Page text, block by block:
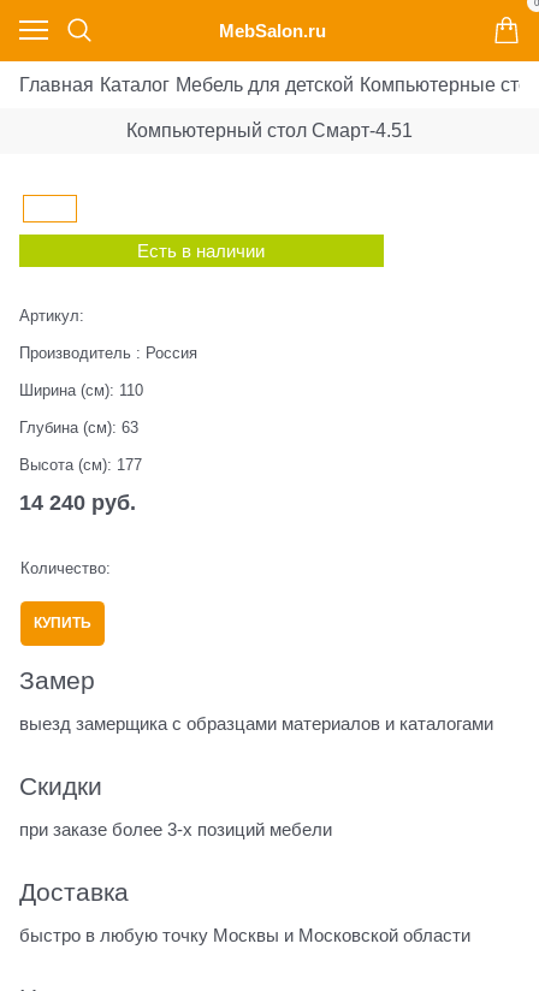
MebSalon.ru
0
Главная Каталог Мебель для детской Компьютерные
Компьютерный стол Смарт-4.51
Есть в наличии
Артикул:
Производитель : Россия
Ширина (см): 110
Глубина (см): 63
Высота (см): 177
14 240 руб.
Количество:
КУПИТЬ
Замер
выезд замерщика с образцами материалов и каталогами
Скидки
при заказе более 3-х позиций мебели
Доставка
быстро в любую точку Москвы и Московской области